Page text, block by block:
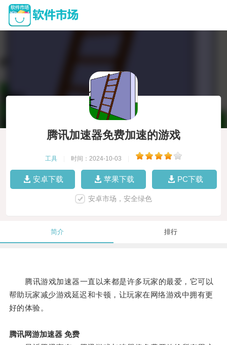
腾讯加速器免费加速的游戏
工具 时间：2024-10-03
安卓下载 苹果下载 PC下载
安卓市场，安全绿色
简介 排行
腾讯游戏加速器一直以来都是许多玩家的最爱，它可以
帮助玩家减少游戏延迟和卡顿，让玩家在网络游戏中拥有更
好的体验。
腾讯网游加速器 免费